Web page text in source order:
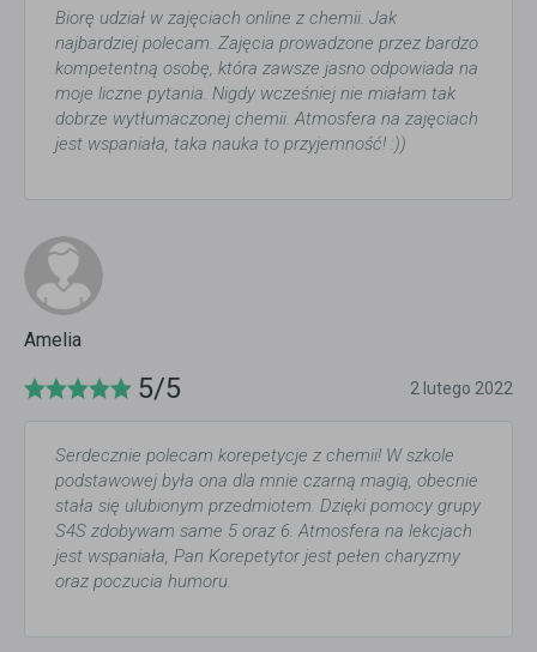
Biorę udział w zajęciach online z chemii. Jak
najbardziej polecam. Zajęcia prowadzone przez bardzo
kompetentną osobę, która zawsze jasno odpowiada na
moje liczne pytania. Nigdy wcześniej nie miałam tak
dobrze wytłumaczonej chemii. Atmosfera na zajęciach
jest wspaniała, taka nauka to przyjemność! :))
Amelia
5/5 2 lutego 2022
Serdecznie polecam korepetycje z chemii! W szkole
podstawowej była ona dla mnie czarną magią, obecnie
stała się ulubionym przedmiotem. Dzięki pomocy grupy
S4S zdobywam same 5 oraz 6. Atmosfera na lekcjach
jest wspaniała, Pan Korepetytor jest pełen charyzmy
oraz poczucia humoru.